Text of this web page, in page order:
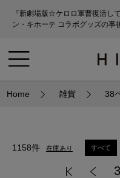
『新劇場版☆ケロロ軍曹復活し
ン・キホーテ コラボグッズの事
Home 雑貨 38
1158件 在庫あり すべて